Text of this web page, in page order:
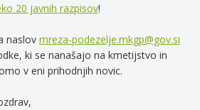
20 javnih razpisov!
naslov mreza-podezelje.mkgp@gov.si
ki se nanašajo na kmetijstvo in
v eni prihodnjih novic.